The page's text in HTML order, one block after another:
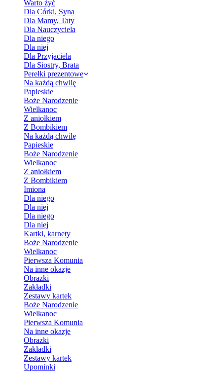
Warto żyć
Dla Córki, Syna
Dla Mamy, Taty
Dla Nauczyciela
Dla niego
Dla niej
Dla Przyjaciela
Dla Siostry, Brata
Perełki prezentowe
Na każdą chwilę
Papieskie
Boże Narodzenie
Wielkanoc
Z aniołkiem
Z Bombikiem
Na każdą chwilę
Papieskie
Boże Narodzenie
Wielkanoc
Z aniołkiem
Z Bombikiem
Imiona
Dla niego
Dla niej
Dla niego
Dla niej
Kartki, karnety
Boże Narodzenie
Wielkanoc
Pierwsza Komunia
Na inne okazje
Obrazki
Zakładki
Zestawy kartek
Boże Narodzenie
Wielkanoc
Pierwsza Komunia
Na inne okazje
Obrazki
Zakładki
Zestawy kartek
Upominki